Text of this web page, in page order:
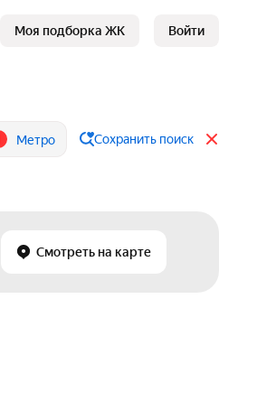
Моя подборка ЖК Войти
Метро Сохранить поиск
Смотреть на карте